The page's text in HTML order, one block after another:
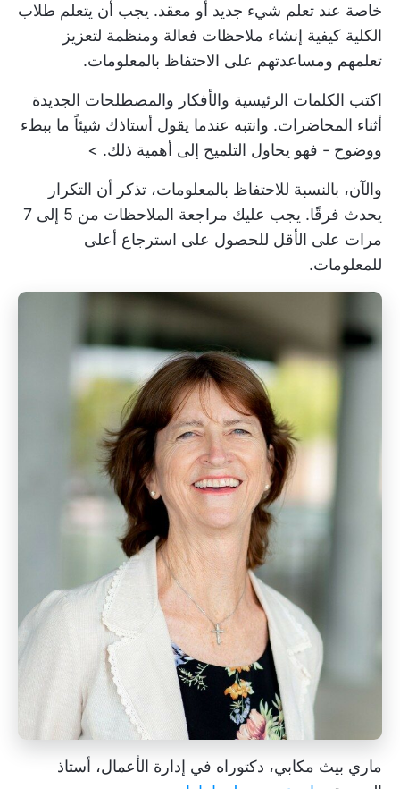
خاصة عند تعلم شيء جديد أو معقد. يجب أن يتعلم طلاب
الكلية كيفية إنشاء ملاحظات فعالة ومنظمة لتعزيز
تعلمهم ومساعدتهم على الاحتفاظ بالمعلومات.
اكتب الكلمات الرئيسية والأفكار والمصطلحات الجديدة
أثناء المحاضرات. وانتبه عندما يقول أستاذك شيئاً ما ببطء
ووضوح - فهو يحاول التلميح إلى أهمية ذلك. >
والآن، بالنسبة للاحتفاظ بالمعلومات، تذكر أن التكرار
يحدث فرقًا. يجب عليك مراجعة الملاحظات من 5 إلى 7
مرات على الأقل للحصول على استرجاع أعلى
للمعلومات.
ماري بيث مكابي، دكتوراه في إدارة الأعمال، أستاذ